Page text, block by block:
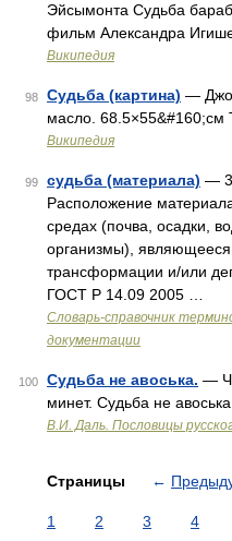
Эйсымонта Судьба
фильм Александра
Википедия
98 Судьба (картина) —
масло. 68.5×55&#160;см
Википедия
99 судьба (материала) —
Расположение
средах (почва, осадки,
организмы), являющееся
трансформации и/или
ГОСТ Р 14.09 2005 …
Словарь-справочник
документации
100 Судьба не авоська. —
минет. Судьба не
В.И. Даль. Пословицы
Страницы ←
1 2 3 4